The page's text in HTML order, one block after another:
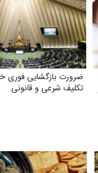
ضرورت بازگشایی فوری
تکلیف شرعی و قانونی